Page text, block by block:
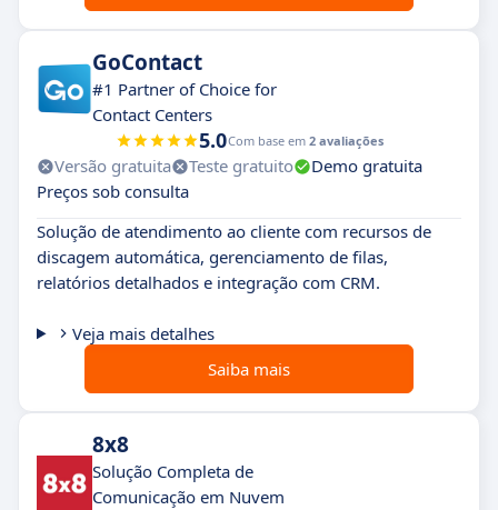
GoContact
#1 Partner of Choice for
Contact Centers
5.0Com base em 2 avaliações
Versão gratuita Teste gratuito
Demo gratuita
Preços sob consulta
Solução de atendimento ao cliente com recursos de
discagem automática, gerenciamento de filas,
relatórios detalhados e integração com CRM.
Veja mais detalhes
Saiba mais
8x8
Solução Completa de
Comunicação em Nuvem